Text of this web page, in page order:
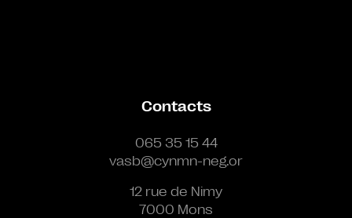
Contacts
065 35 15 44
vasb@cynmn-neg.or
12 rue de Nimy
7000 Mons